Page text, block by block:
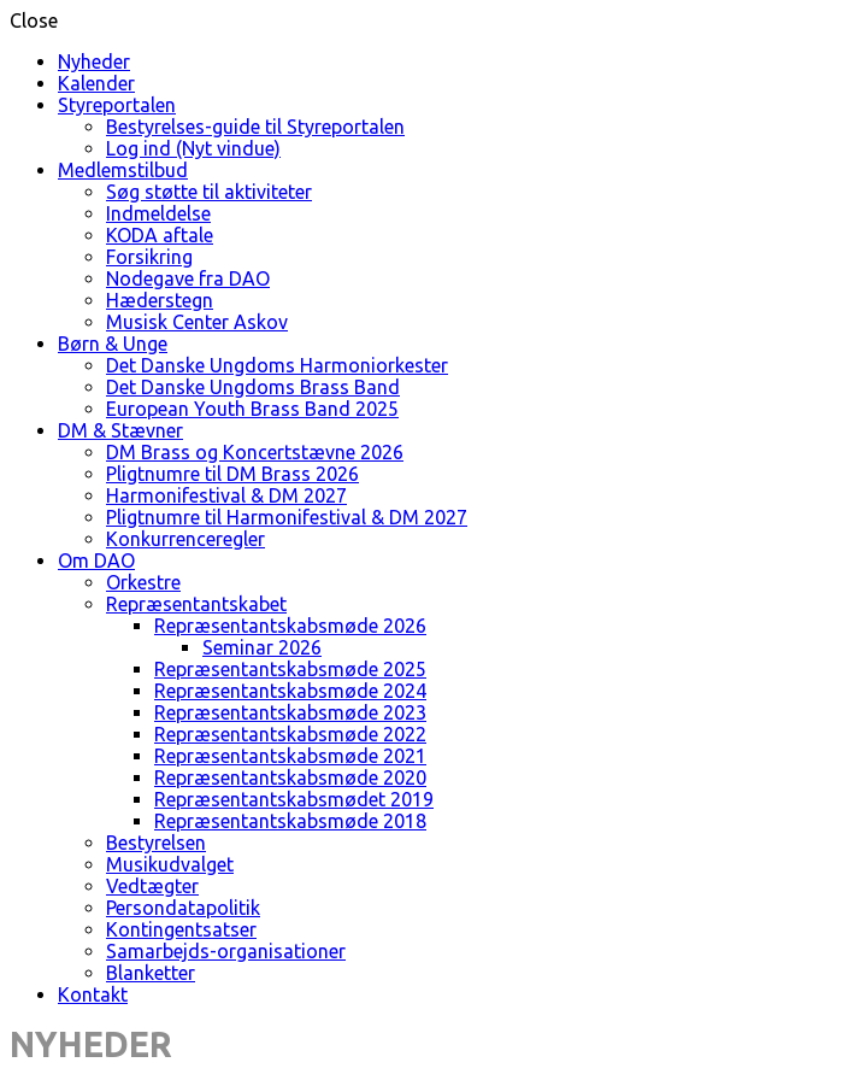
Close
Nyheder
Kalender
Styreportalen
Bestyrelses-guide til Styreportalen
Log ind (Nyt vindue)
Medlemstilbud
Søg støtte til aktiviteter
Indmeldelse
KODA aftale
Forsikring
Nodegave fra DAO
Hæderstegn
Musisk Center Askov
Børn & Unge
Det Danske Ungdoms Harmoniorkester
Det Danske Ungdoms Brass Band
European Youth Brass Band 2025
DM & Stævner
DM Brass og Koncertstævne 2026
Pligtnumre til DM Brass 2026
Harmonifestival & DM 2027
Pligtnumre til Harmonifestival & DM 2027
Konkurrenceregler
Om DAO
Orkestre
Repræsentantskabet
Repræsentantskabsmøde 2026
Seminar 2026
Repræsentantskabsmøde 2025
Repræsentantskabsmøde 2024
Repræsentantskabsmøde 2023
Repræsentantskabsmøde 2022
Repræsentantskabsmøde 2021
Repræsentantskabsmøde 2020
Repræsentantskabsmødet 2019
Repræsentantskabsmøde 2018
Bestyrelsen
Musikudvalget
Vedtægter
Persondatapolitik
Kontingentsatser
Samarbejds-organisationer
Blanketter
Kontakt
NYHEDER